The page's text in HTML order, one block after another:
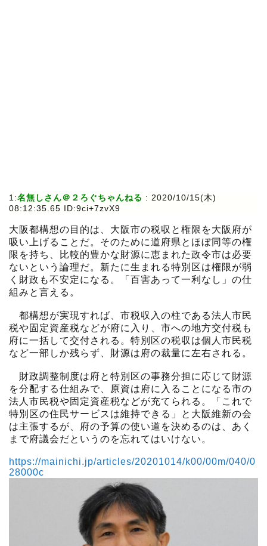
1:名無しさん＠２ろぐちゃんねる : 2020/10/15(木)
08:12:35.65 ID:9ci+7zvX9
大阪都構想の目的は、大阪市の税収と権限を大阪府が
吸い上げることだ。そのために道府県とほぼ同等の権
限を持ち、比較的豊かな財源に恵まれた政令市は必要
ないという論理だ。新たに生まれる特別区は権限が弱
く財政も不安定になる。「百害あって一利なし」の仕
組みと言える。
都構想が実現すれば、市税収入の柱である法人市民
税や固定資産税などが府に入り、市への地方交付税も
府に一括して交付される。特別区の税収は個人市民税
など一部しか残らず、財源は府の裁量に左右される。
財政調整制度は府と特別区の事務分担に応じて財源
を分配する仕組みで、原資は府に入ることになる市の
法人市民税や固定資産税などが充てられる。「これで
特別区の住民サービスは維持できる」と大阪維新の会
は主張するが、府の予算の使い道を決めるのは、あく
まで府議会だというのを忘れてはいけない。
https://mainichi.jp/articles/20201014/k00/00m/040/0
28000c